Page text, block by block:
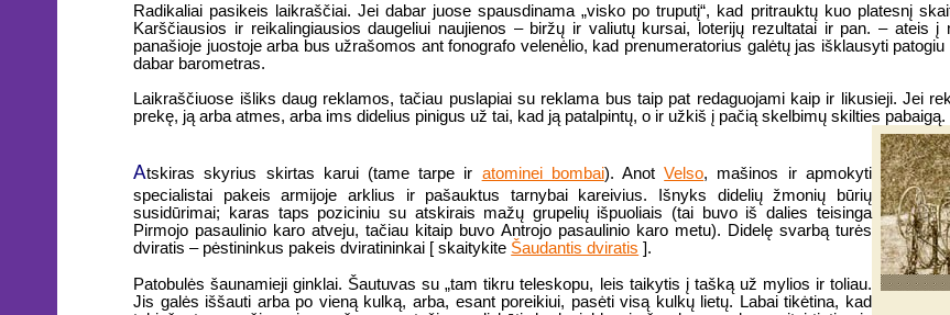
Radikaliai pasikeis laikraščiai. Jei dabar juose spausdinama „visko po truputį“, kad pritrauktų kuo platesnį
Karščiausios ir reikalingiausios daugeliui naujienos – biržų ir valiutų kursai, loterijų rezultatai ir pan. – ateis
panašioje juostoje arba bus užrašomos ant fonografo velenėlio, kad prenumeratorius galėtų jas išklausyti
dabar barometras.
Laikraščiuose išliks daug reklamos, tačiau puslapiai su reklama bus taip pat redaguojami kaip ir likusieji. Jei
prekę, ją arba atmes, arba ims didelius pinigus už tai, kad ją patalpintų, o ir užkiš į pačią skelbimų skilties pabaigą.
Atskiras skyrius skirtas karui (tame tarpe ir atominei bombai). AnotVelso, mašinos ir apmokyti
specialistai pakeis armijoje arklius ir pašauktus tarnybai kareivius. Išnyks didelių žmonių būrių
susidūrimai; karas taps poziciniu su atskirais mažų grupelių išpuoliais (tai buvo iš dalies teisinga
Pirmojo pasaulinio karo atveju, tačiau kitaip buvo Antrojo pasaulinio karo metu). Didelę svarbą turės
dviratis – pėstininkus pakeis dviratininkai [ skaitykite Šaudantis dviratis ].
Patobulės šaunamieji ginklai. Šautuvas su „tam tikru teleskopu, leis taikytis į tašką už mylios ir toliau.
Jis galės iššauti arba po vieną kulką, arba, esant poreikiui, pasėti visą kulkų lietų. Labai tikėtina, kad